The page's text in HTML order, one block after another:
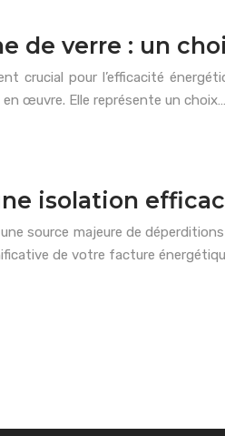
de verre : un
crucial pour l’efficacité
œuvre. Elle représente un choix…
isolation
source majeure de
de votre facture